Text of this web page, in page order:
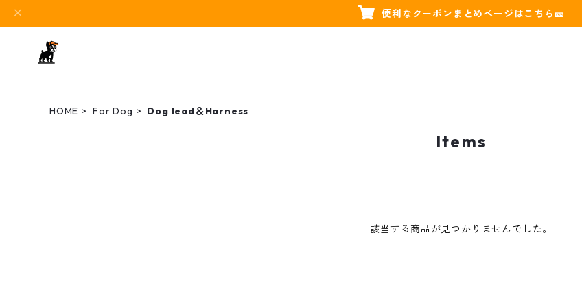
便利なクーポンまとめページはこちら🎫
HOME For Dog Dog lead＆Harness
Items
該当する商品が見つかりませんでした。